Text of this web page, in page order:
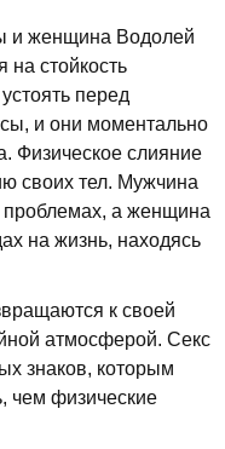
и женщина Водолей
стойкость
перед
и они моментально
Физическое слияние
своих тел. Мужчина
проблемах, а женщина
на жизнь, находясь
к своей
атмосферой. Секс
знаков, которым
чем физические